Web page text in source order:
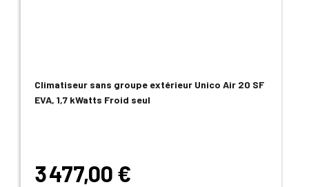
Climatiseur sans groupe extérieur Unico Air 20 SF
EVA, 1,7 kWatts Froid seul
3 477,00 €